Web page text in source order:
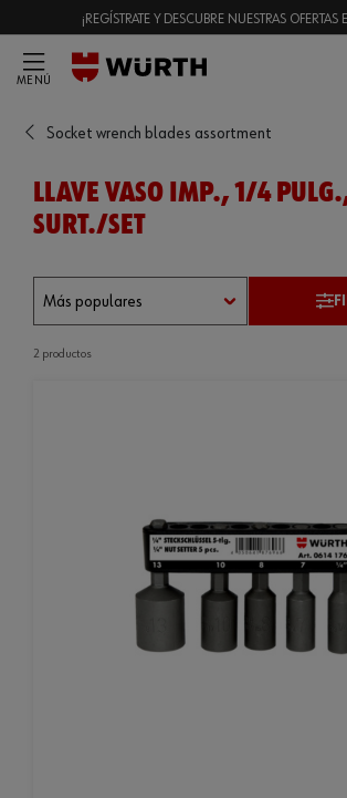
¡REGÍSTRATE Y DESCUBRE NUESTRAS OFERTAS
MENÚ
Socket wrench blades assortment
LLAVE VASO IMP., 1/4
SURT./SET
2 productos